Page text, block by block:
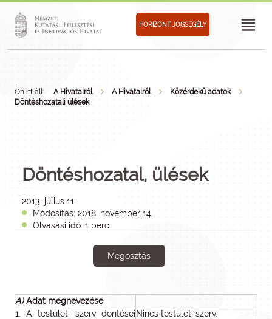
HORIZONT JOGSEGÉLY
Ön itt áll: A Hivatalról A Hivatalról
Közérdekű adatok
Döntéshozatali ülések
Döntéshozatal, ülések
2013. július 11.
Módosítás: 2018. november 14.
Olvasási idő: 1 perc
Megosztás
A)Adat megnevezése
1. A testületi szerv döntései Nincs testületi szerv.